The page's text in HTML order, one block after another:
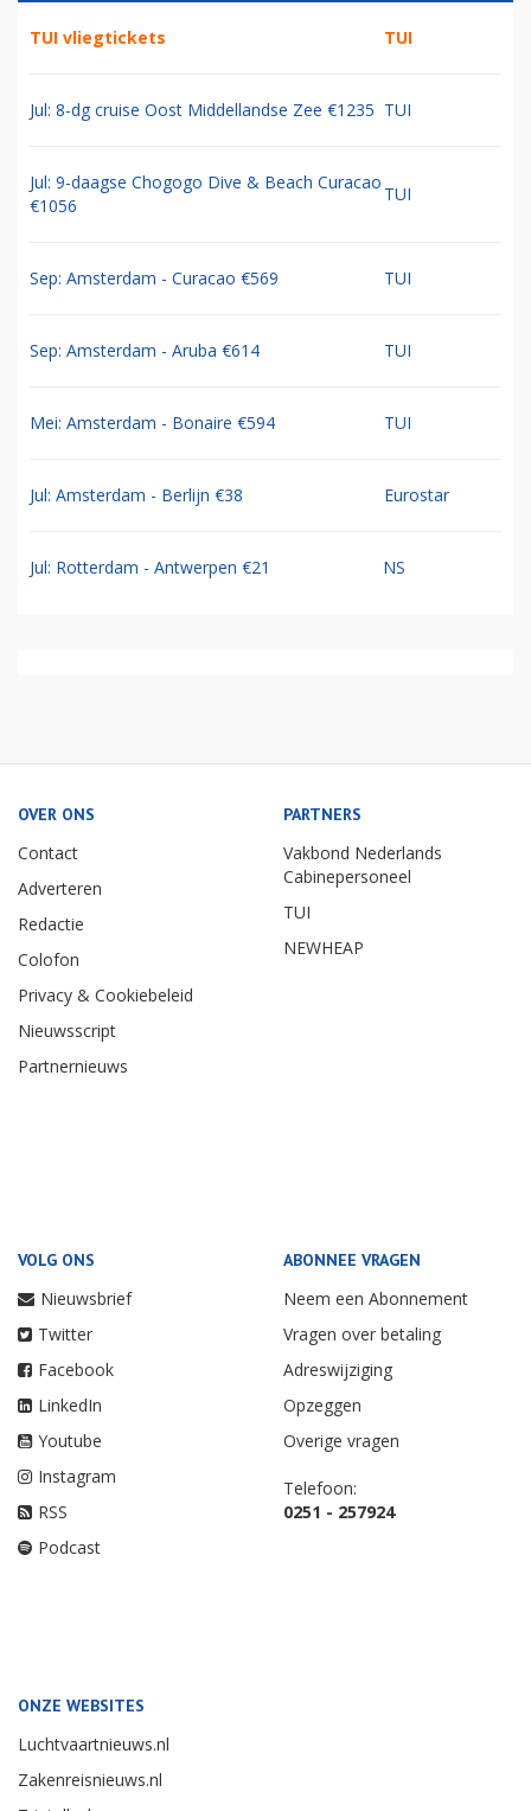
TUI vliegtickets TUI
Jul: 8-dg cruise Oost Middellandse Zee €1235 TUI
Jul: 9-daagse Chogogo Dive & Beach Curacao
€1056
TUI
Sep: Amsterdam - Curacao €569 TUI
Sep: Amsterdam - Aruba €614 TUI
Mei: Amsterdam - Bonaire €594 TUI
Jul: Amsterdam - Berlijn €38 Eurostar
Jul: Rotterdam - Antwerpen €21 NS
OVER ONS
Contact
Adverteren
Redactie
Colofon
Privacy & Cookiebeleid
Nieuwsscript
Partnernieuws
PARTNERS
Vakbond Nederlands
Cabinepersoneel
TUI
NEWHEAP
VOLG ONS
Nieuwsbrief
Twitter
Facebook
LinkedIn
Youtube
Instagram
RSS
Podcast
ABONNEE VRAGEN
Neem een Abonnement
Vragen over betaling
Adreswijziging
Opzeggen
Overige vragen
Telefoon:
0251 - 257924
ONZE WEBSITES
Luchtvaartnieuws.nl
Zakenreisnieuws.nl